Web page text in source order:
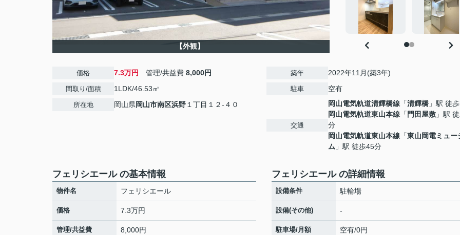
【外観】
価格 7.3万円 管理/共益費 8,000円
間取り/面積 1LDK/46.53㎡
所在地 岡山県岡山市南区浜野１丁目１２-４０
築年 2022年11月(築3年)
駐車 空有
交通
岡山電気軌道清輝橋線 「清輝橋 」駅 徒
岡山電気軌道東山本線 「 門田屋敷 」駅
分
岡山電気軌道東山本線 「東山岡電ミュー
ム 」駅 徒歩45分
フェリシエール の基本情報
物件名 フェリシエール
価格 7.3万円
管理/共益費 8,000円
フェリシエール の詳細情報
設備条件 駐輪場
設備(その他) -
駐車場/月額 空有/0円